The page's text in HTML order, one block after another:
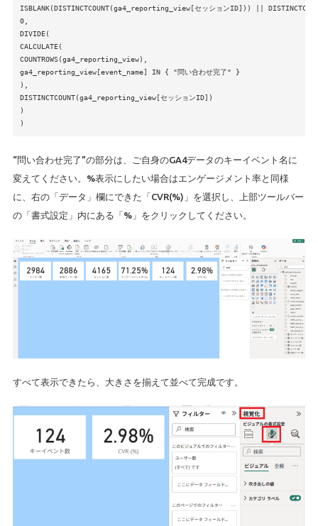
ISBLANK(DISTINCTCOUNT(ga4_reporting_view[セッションID])) ||
0,
DIVIDE(
CALCULATE(
COUNTROWS(ga4_reporting_view),
ga4_reporting_view[event_name] IN { "問い合わせ完了" }
),
DISTINCTCOUNT(ga4_reporting_view[セッションID])
)
)
“問い合わせ完了”の部分は、ご自身のGA4データのキーイベント名に
変えてください。%表示にしたい場合はエンゲージメント率と同様
に、右の「データ」欄にできた「CVR(%)」を選択し、上部ツールバー
の「書式設定」内にある「%」をクリックしてください。
すべて表示できたら、大きさを揃えて並べて完成です。